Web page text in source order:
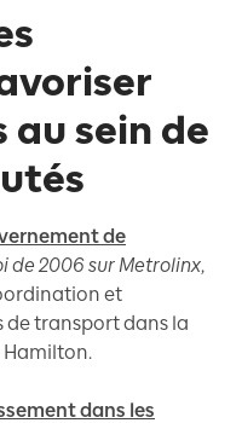
au sein de
de
de 2006 sur Metrolinx,
et
de transport dans la
Hamilton.
dans les